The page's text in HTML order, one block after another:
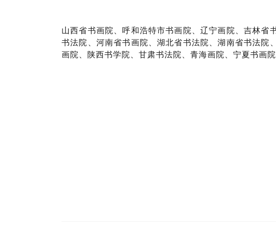
山西省书画院、呼和浩特市书画院、辽宁画院、吉林
书法院、河南省书画院、湖北省书法院、湖南省书法院
画院、陕西书学院、甘肃书法院、青海画院、宁夏书画院